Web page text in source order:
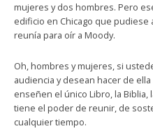
mujeres y dos hombres. Pero
edificio en Chicago que pudiese
reunía para oír a Moody.
Oh, hombres y mujeres, si
audiencia y desean hacer de
enseñen el único Libro, la
tiene el poder de reunir, de
cualquier tiempo.